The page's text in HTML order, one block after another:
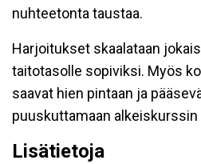
nuhteetonta taustaa.
Harjoitukset skaalataan
taitotasolle sopiviksi. Myös
saavat hien pintaan ja
puuskuttamaan
Lisätietoja